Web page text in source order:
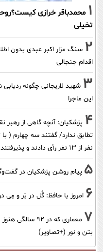
1 محمدباقر خرازی
تخیلی
2 سنگ مزار اکبر عبدی بدون
اقدام جنجالی
3 شهید لاریجانی چگونه
این ماجرا
4 پزشکیان‌: آنچه گاهی از
نفر از 13 نفر رأی دادند و پذیرفتند
5 پیام روشن پزشکیان در
6 امروز با حافظ: گُل در بَر و
7
معماری که در
بتن و نور (+تصاویر)